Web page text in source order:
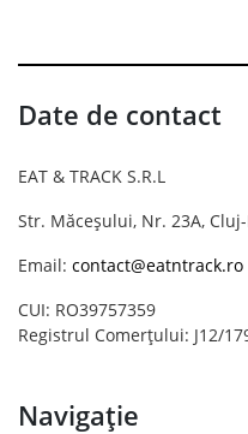
Date de contact
EAT & TRACK S.R.L
Str. Măceșului, Nr. 23A,
Email: contact@eatntrack.ro
CUI: RO39757359
Registrul Comerțului: J12/
Navigație